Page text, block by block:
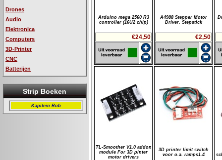
Drones
Audio
Elektronica
Computers
3D-Printer
CNC
Batterijen
Strip Boeken
Kapitein Rob
Arduino mega 2560 R3
controller (16U2 chip)
€24,50
A4988 Stepper Motor
Driver, Stepstick
€2,50
TL-Smoother V1.0 addon
module For 3D pinter
motor drivers
3D printer limit switch
voor o.a. ramps1.4